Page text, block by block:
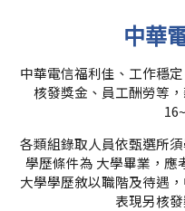
中華
中華電信福利佳、工作穩
核發獎金、員工酬勞等
各類組錄取人員依甄選所
學歷條件為 大學畢業，應
大學學歷敘以職階及待遇
表現另核